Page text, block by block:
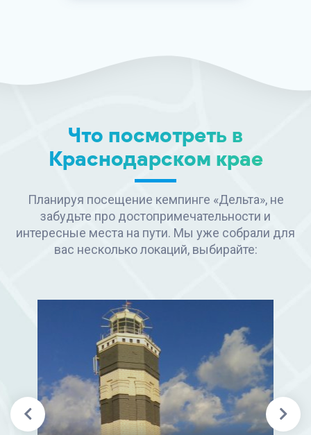
Что посмотреть в
Краснодарском крае
Планируя посещение кемпинге «Дельта», не
забудьте про достопримечательности и
интересные места на пути. Мы уже собрали для
вас несколько локаций, выбирайте: